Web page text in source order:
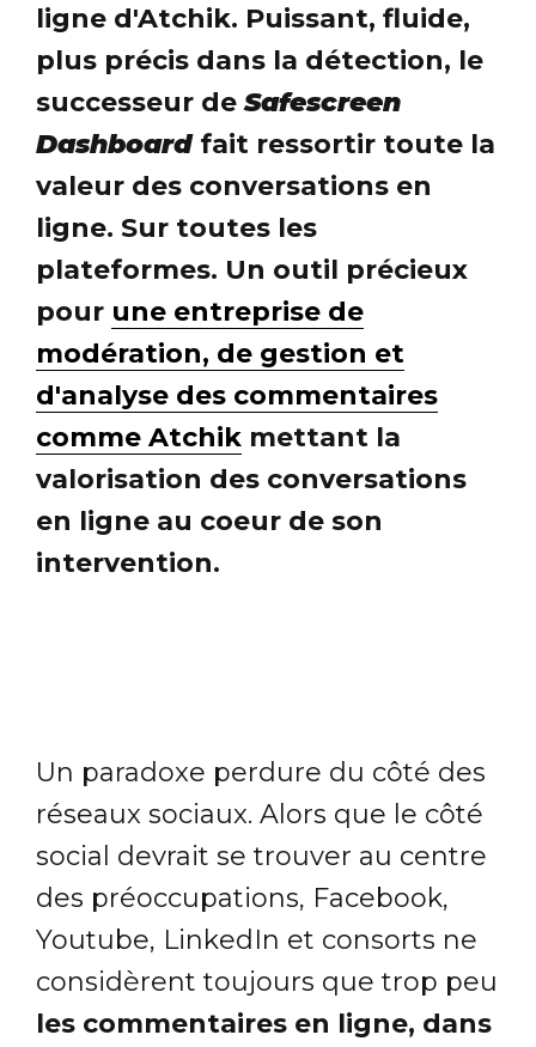
ligne d'Atchik. Puissant, fluide,
plus précis dans la détection, le
successeur deSafescreen
Dashboardfait ressortir toute la
valeur des conversations en
ligne. Sur toutes les
plateformes. Un outil précieux
pour une entreprise de
modération, de gestion et
d'analyse des commentaires
comme Atchik mettant la
valorisation des conversations
en ligne au coeur de son
intervention.
Un paradoxe perdure du côté des
réseaux sociaux. Alors que le côté
social devrait se trouver au centre
des préoccupations, Facebook,
Youtube, LinkedIn et consorts ne
considèrent toujours que trop peu
les commentaires en ligne, dans